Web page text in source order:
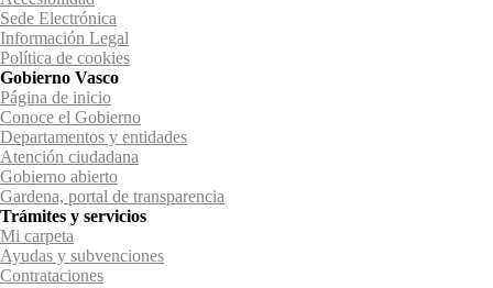
Sede Electrónica
Información Legal
Política de cookies
Gobierno Vasco
Página de inicio
Conoce el Gobierno
Departamentos y entidades
Atención ciudadana
Gobierno abierto
Gardena, portal de transparencia
Trámites y servicios
Mi carpeta
Ayudas y subvenciones
Contrataciones